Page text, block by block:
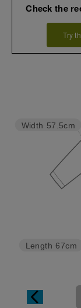
Check the
Try
Length 67cm
Width 57.5cm